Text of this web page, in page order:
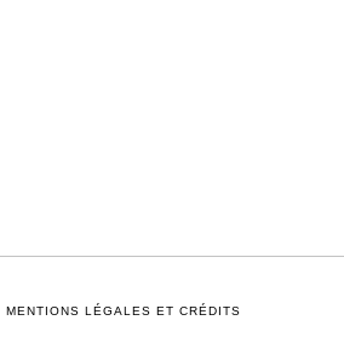
MENTIONS LÉGALES ET CRÉDITS